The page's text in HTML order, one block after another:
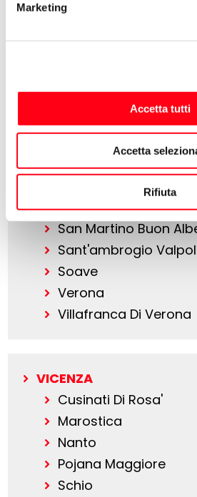
Marketing
Accetta tutti
Accetta
Rifiuta
Affi
Cerea
Isola Della Scala
Legnago
Mozzecane
Oppeano
Ronco D'adige
San Martino Buon
Sant'ambrogio
Soave
Verona
Villafranca Di Verona
VICENZA
Cusinati Di Rosa'
Marostica
Nanto
Pojana Maggiore
Schio